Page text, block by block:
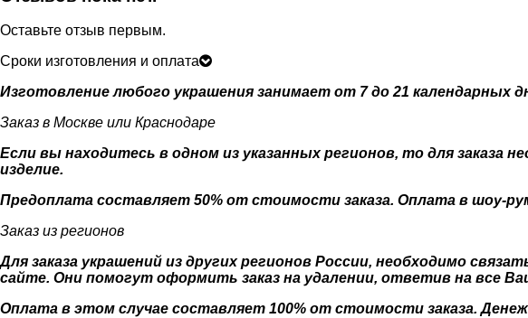
Оставьте отзыв первым.
Сроки изготовления и оплата
Изготовление любого украшения занимает от 7 до 21 календарных
Заказ в Москве или Краснодаре
Если вы находитесь в одном из указанных регионов, то для
изделие.
Предоплата составляет 50% от стоимости заказа. Оплата в шоу-
Заказ из регионов
Для заказа украшений из других регионов России, необходимо
сайте. Они помогут оформить заказ на удалении, ответив на все
Оплата в этом случае составляет 100% от стоимости заказа.